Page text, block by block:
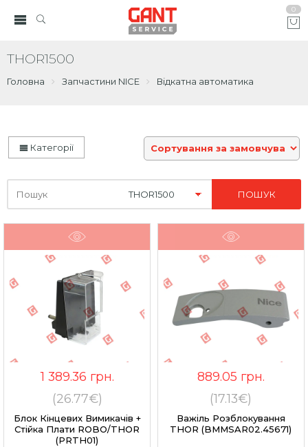
0
THOR1500
Головна Запчастини NICE Відкатна автоматика
Категорії
Шукайте
тут
1 389.36 грн.
(26.77€)
Блок Кінцевих Вимикачів +
Стійка Плати ROBO/THOR
(PRTH01)
889.05 грн.
(17.13€)
Важіль Розблокування
THOR (BMMSAR02.45671)